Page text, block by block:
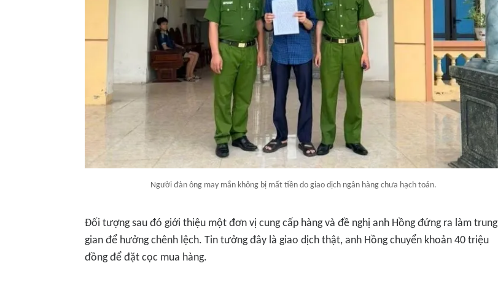
Người đàn ông may mắn không bị mất tiền do giao dịch ngân hàng chưa hạch toán.
Đối tượng sau đó giới thiệu một đơn vị cung cấp hàng và đề nghị anh Hồng đứng ra làm trung
gian để hưởng chênh lệch. Tin tưởng đây là giao dịch thật, anh Hồng chuyển khoản 40 triệu
đồng để đặt cọc mua hàng.